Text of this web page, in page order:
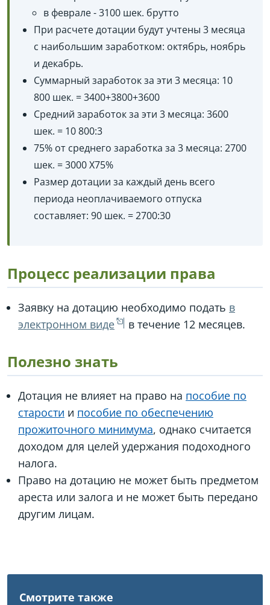
в феврале - 3100 шек. брутто
При расчете дотации будут учтены 3 месяца
с наибольшим заработком: октябрь, ноябрь
и декабрь.
Суммарный заработок за эти 3 месяца: 10
800 шек. = 3400+3800+3600
Средний заработок за эти 3 месяца: 3600
шек. = 10 800:3
75% от среднего заработка за 3 месяца: 2700
Размер дотации за каждый день всего
периода неоплачиваемого отпуска
составляет: 90 шек. = 2700:30
Процесс реализации права
Заявку на дотацию необходимо подать в
электронном виде
в течение 12 месяцев.
Полезно знать
Дотация не влияет на право на пособие по
старости и пособие по обеспечению
прожиточного минимума, однако считается
доходом для целей удержания подоходного
налога.
Право на дотацию не может быть предметом
ареста или залога и не может быть передано
другим лицам.
Смотрите также